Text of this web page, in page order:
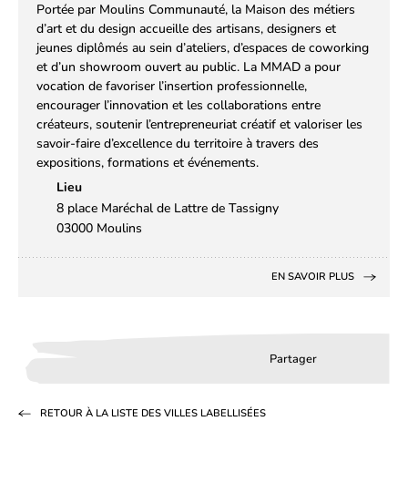
Portée par Moulins Communauté, la Maison des métiers
d’art et du design accueille des artisans, designers et
jeunes diplômés au sein d’ateliers, d’espaces de coworking
et d’un showroom ouvert au public. La MMAD a pour
vocation de favoriser l’insertion professionnelle,
encourager l’innovation et les collaborations entre
créateurs, soutenir l’entrepreneuriat créatif et valoriser les
savoir-faire d’excellence du territoire à travers des
expositions, formations et événements.
Lieu
8 place Maréchal de Lattre de Tassigny
03000 Moulins
EN SAVOIR PLUS
Partager
RETOUR À LA LISTE DES VILLES LABELLISÉES